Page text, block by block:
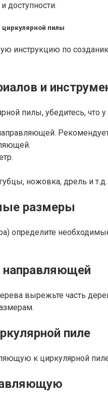
доступности.
пилы
инструкцию по
и
пилы, убедитесь,
ножовка, дрель и т.д.
размеры
определите
направляющей
вырежьте часть
пиле
к циркулярной